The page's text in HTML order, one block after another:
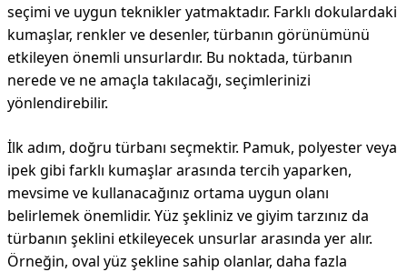
seçimi ve uygun teknikler yatmaktadır. Farklı dokulardaki
kumaşlar, renkler ve desenler, türbanın görünümünü
etkileyen önemli unsurlardır. Bu noktada, türbanın
nerede ve ne amaçla takılacağı, seçimlerinizi
yönlendirebilir.
İlk adım, doğru türbanı seçmektir. Pamuk, polyester veya
ipek gibi farklı kumaşlar arasında tercih yaparken,
mevsime ve kullanacağınız ortama uygun olanı
belirlemek önemlidir. Yüz şekliniz ve giyim tarzınız da
türbanın şeklini etkileyecek unsurlar arasında yer alır.
Örneğin, oval yüz şekline sahip olanlar, daha fazla